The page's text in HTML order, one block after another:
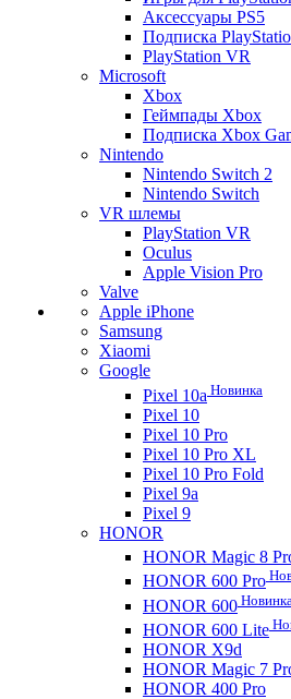
Аксессуары PS5
Подписка
PlayStation VR
Microsoft
Xbox
Геймпады Xbox
Подписка Xbox
Nintendo
Nintendo Switch 2
Nintendo Switch
VR шлемы
PlayStation VR
Oculus
Apple Vision Pro
Valve
Apple iPhone
Samsung
Xiaomi
Google
Pixel 10a Новинка
Pixel 10
Pixel 10 Pro
Pixel 10 Pro XL
Pixel 10 Pro Fold
Pixel 9a
Pixel 9
HONOR
HONOR Magic 8
HONOR 600 Pro
HONOR 600 Новинка
HONOR 600 Lite
HONOR X9d
HONOR Magic 7
HONOR 400 Pro